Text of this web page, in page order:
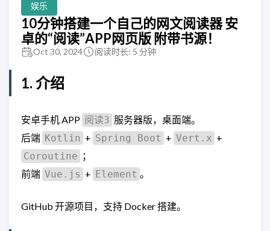
娱乐
10分钟搭建一个自己的网文阅读器 安
卓的“阅读”APP网页版 附带书源！
Oct 30, 2024 阅读时长: 5 分钟
1. 介绍
安卓手机 APP 阅读3 服务器版，桌面端。
后端 Kotlin + Spring Boot + Vert.x +
Coroutine ；
前端 Vue.js + Element 。
GitHub 开源项目，支持 Docker 搭建。